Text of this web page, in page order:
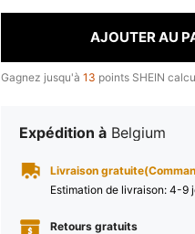
AJOUTER AU
Gagnez jusqu'à 13 points SHEIN
Expédition à Belgium
Livraison
Estimation de livraison: 4-9
Retours gratuits